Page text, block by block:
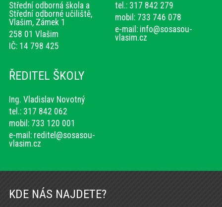
Střední odborná škola a
Střední odborné učiliště,
Vlašim, Zámek 1
258 01 Vlašim
IČ: 14 798 425
tel.: 317 842 279
mobil: 733 746 078
e-mail: info@sosasou-
vlasim.cz
ŘEDITEL ŠKOLY
Ing. Vladislav Novotný
tel.: 317 842 062
mobil: 733 120 001
e-mail: reditel@sosasou-
vlasim.cz
KDE NÁS NAJDETE?